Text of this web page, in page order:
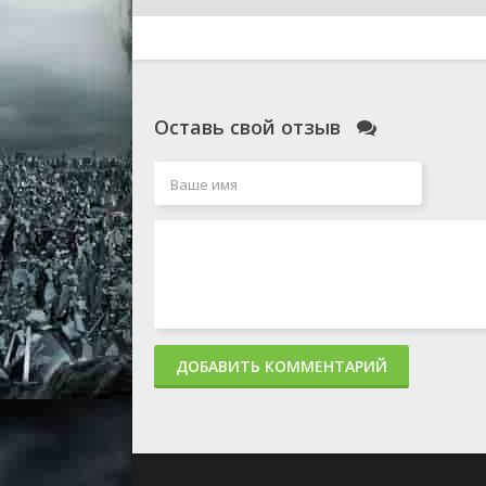
Оставь свой отзыв
ДОБАВИТЬ КОММЕНТАРИЙ